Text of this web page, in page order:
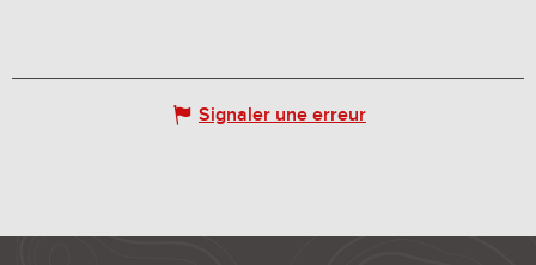
Signaler une erreur